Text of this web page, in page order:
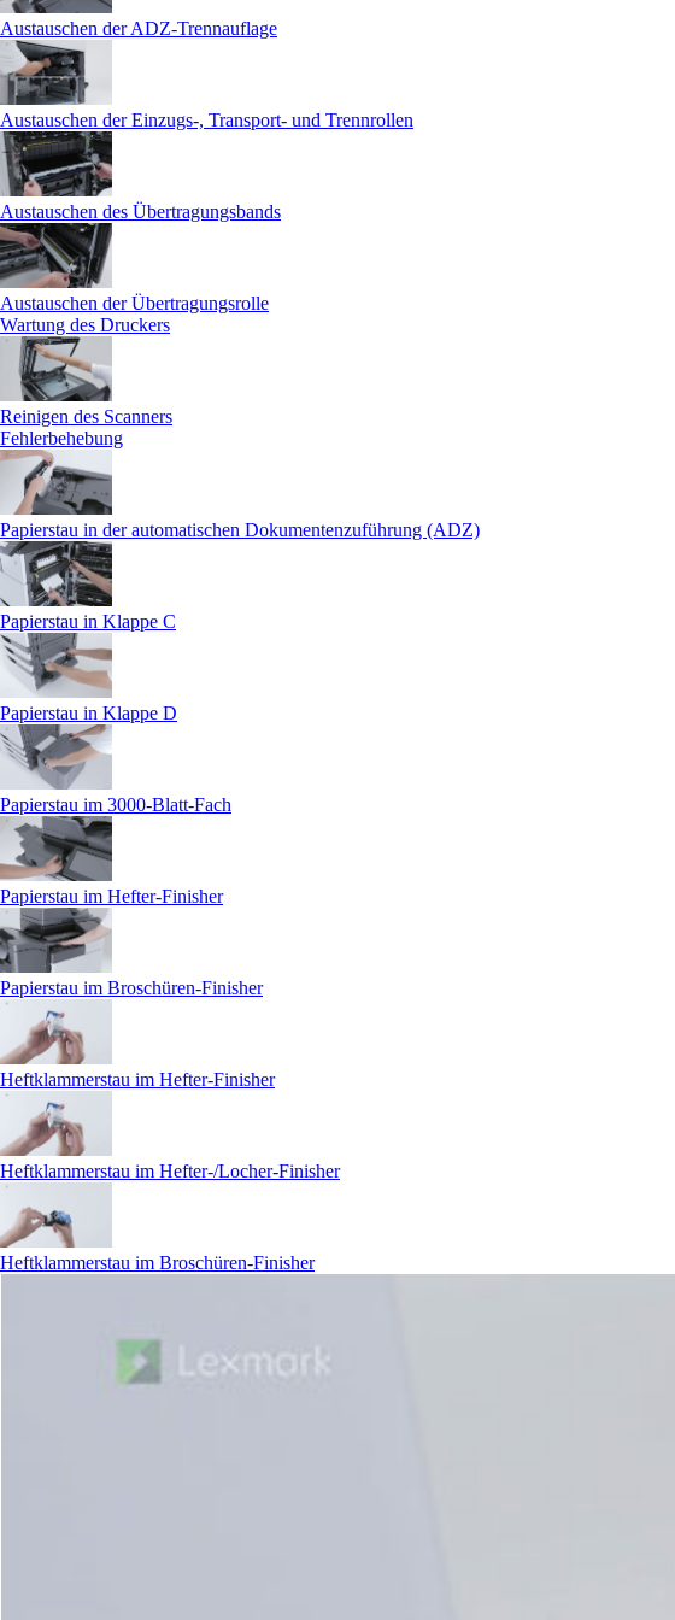
Austauschen der ADZ-Trennauflage
Austauschen der Einzugs-, Transport- und Trennrollen
Austauschen des Übertragungsbands
Austauschen der Übertragungsrolle
Wartung des Druckers
Reinigen des Scanners
Fehlerbehebung
Papierstau in der automatischen Dokumentenzuführung (ADZ)
Papierstau in Klappe C
Papierstau in Klappe D
Papierstau im 3000-Blatt-Fach
Papierstau im Hefter-Finisher
Papierstau im Broschüren-Finisher
Heftklammerstau im Hefter-Finisher
Heftklammerstau im Hefter-/Locher-Finisher
Heftklammerstau im Broschüren-Finisher